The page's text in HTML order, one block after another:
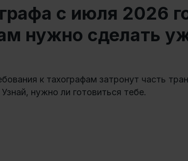
с июля 2026
нужно сделать
к тахографам затронут часть
нужно ли готовиться тебе.